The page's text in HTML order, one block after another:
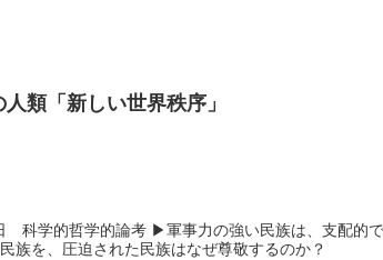
類「新しい世界秩序」
科学的哲学的論考 ▶軍事力の強い民族は、支配的
族を、圧迫された民族はなぜ尊敬するのか？